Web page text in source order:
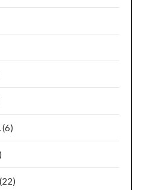
(6)
(22)